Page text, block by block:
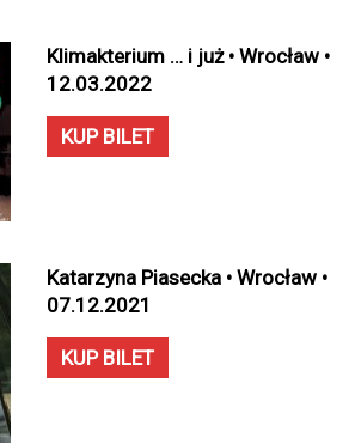
Klimakterium … i już • Wrocław •
12.03.2022
KUP BILET
Katarzyna Piasecka • Wrocław •
07.12.2021
KUP BILET